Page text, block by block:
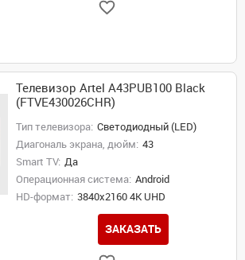
Телевизор Artel A43PUB100 Black
(FTVE430026CHR)
Тип телевизора: Светодиодный (LED)
Диагональ экрана, дюйм: 43
Smart TV: Да
Операционная система: Android
HD-формат: 3840x2160 4K UHD
ЗАКАЗАТЬ